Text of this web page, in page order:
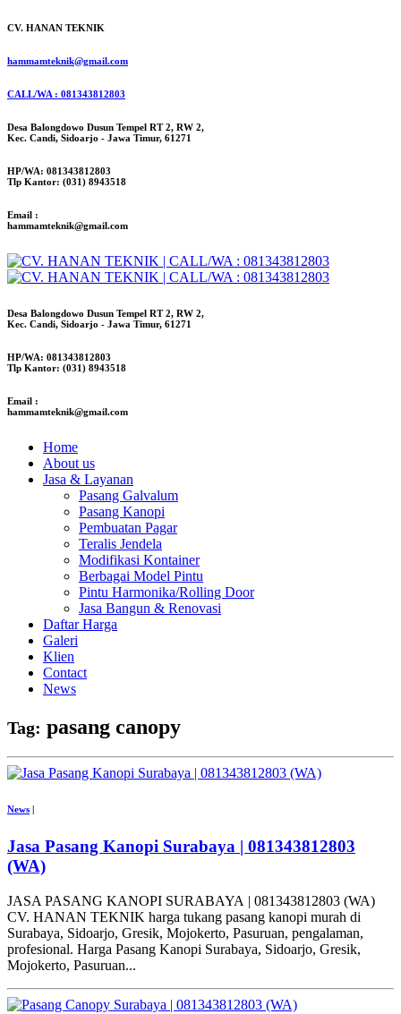
CV. HANAN TEKNIK
hammamteknik@gmail.com
CALL/WA : 081343812803
Desa Balongdowo Dusun Tempel RT 2, RW 2,
Kec. Candi, Sidoarjo - Jawa Timur, 61271
HP/WA: 081343812803
Tlp Kantor: (031) 8943518
Email :
hammamteknik@gmail.com
Desa Balongdowo Dusun Tempel RT 2, RW 2,
Kec. Candi, Sidoarjo - Jawa Timur, 61271
HP/WA: 081343812803
Tlp Kantor: (031) 8943518
Email :
hammamteknik@gmail.com
Home
About us
Jasa & Layanan
Pasang Galvalum
Pasang Kanopi
Pembuatan Pagar
Teralis Jendela
Modifikasi Kontainer
Berbagai Model Pintu
Pintu Harmonika/Rolling Door
Jasa Bangun & Renovasi
Daftar Harga
Galeri
Klien
Contact
News
Tag: pasang canopy
News
Jasa Pasang Kanopi Surabaya | 081343812803
(WA)
JASA PASANG KANOPI SURABAYA | 081343812803 (WA)
CV. HANAN TEKNIK harga tukang pasang kanopi murah di
Surabaya, Sidoarjo, Gresik, Mojokerto, Pasuruan, pengalaman,
profesional. Harga Pasang Kanopi Surabaya, Sidoarjo, Gresik,
Mojokerto, Pasuruan...